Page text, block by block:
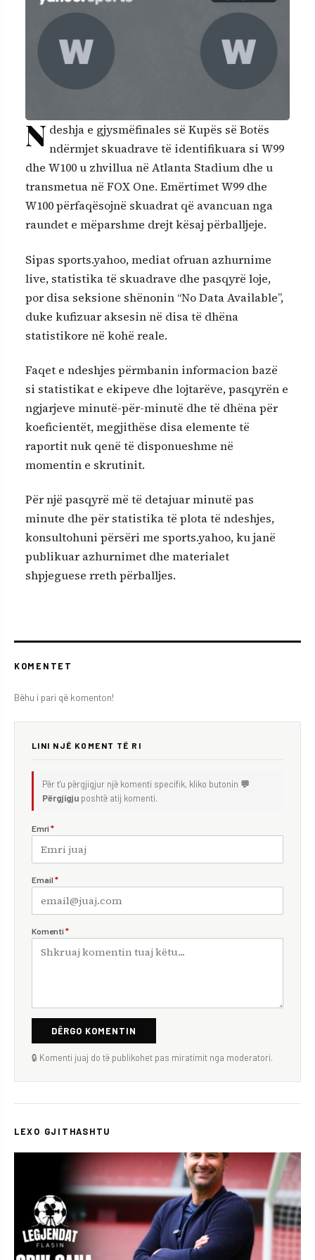
N deshja e gjysmëfinales së Kupës së Botës
ndërmjet skuadrave të identifikuara si W99
dhe W100 u zhvillua në Atlanta Stadium dhe u
transmetua në FOX One. Emërtimet W99 dhe
W100 përfaqësojnë skuadrat që avancuan nga
raundet e mëparshme drejt kësaj përballjeje.
Sipas sports.yahoo, mediat ofruan azhurnime
live, statistika të skuadrave dhe pasqyrë loje,
por disa seksione shënonin “No Data Available”,
duke kufizuar aksesin në disa të dhëna
statistikore në kohë reale.
Faqet e ndeshjes përmbanin informacion bazë
si statistikat e ekipeve dhe lojtarëve, pasqyrën e
ngjarjeve minutë-për-minutë dhe të dhëna për
koeficientët, megjithëse disa elemente të
raportit nuk qenë të disponueshme në
momentin e skrutinit.
Për një pasqyrë më të detajuar minutë pas
minute dhe për statistika të plota të ndeshjes,
konsultohuni përsëri me sports.yahoo, ku janë
publikuar azhurnimet dhe materialet
shpjeguese rreth përballjes.
KOMENTET
Bëhu i pari që komenton!
LINI NJË KOMENT TË RI
Për t'u përgjigjur një komenti specifik, kliko butonin 💬
Përgjigju poshtë atij komenti.
Emri *
Email *
Komenti *
DËRGO KOMENTIN
🔒 Komenti juaj do të publikohet pas miratimit nga moderatori.
LEXO GJITHASHTU